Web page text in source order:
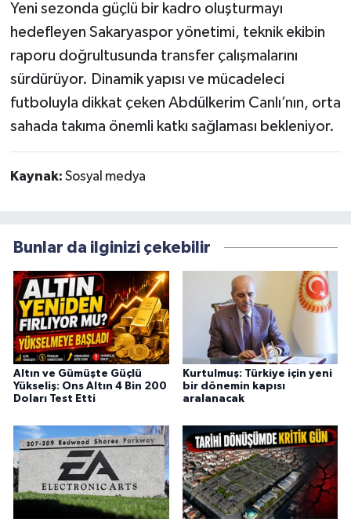
Yeni sezonda güçlü bir kadro oluşturmayı
hedefleyen Sakaryaspor yönetimi, teknik ekibin
raporu doğrultusunda transfer çalışmalarını
sürdürüyor. Dinamik yapısı ve mücadeleci
futboluyla dikkat çeken Abdülkerim Canlı’nın, orta
sahada takıma önemli katkı sağlaması bekleniyor.
Kaynak: Sosyal medya
Bunlar da ilginizi çekebilir
Altın ve Gümüşte Güçlü
Yükseliş: Ons Altın 4 Bin 200
Doları Test Etti
Kurtulmuş: Türkiye için yeni
bir dönemin kapısı
aralanacak